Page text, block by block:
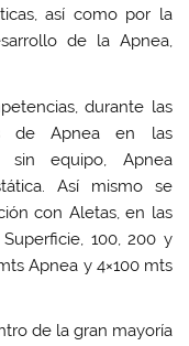
así como por la
de la Apnea,
durante las
de Apnea en las
sin equipo, Apnea
Así mismo se
con Aletas, en las
100, 200 y
Apnea y 4×100 mts
de la gran mayoría